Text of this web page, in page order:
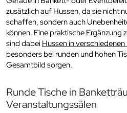
zusätzlich auf Hussen, da sie nicht
schaffen, sondern auch
können. Eine praktische Ergänzung
sind dabei Hussen in
besonders bei runden und hohen
Gesamtbild sorgen.
Runde Tische in
Veranstaltungssälen